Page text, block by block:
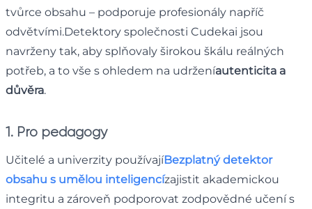
tvůrce obsahu – podporuje profesionály napříč
odvětvími.Detektory společnosti Cudekai jsou
navrženy tak, aby splňovaly širokou škálu reálných
potřeb, a to vše s ohledem na udrženíautenticita a
důvěra.
1. Pro pedagogy
Učitelé a univerzity používajíBezplatný detektor
obsahu s umělou inteligencízajistit akademickou
integritu a zároveň podporovat zodpovědné učení s